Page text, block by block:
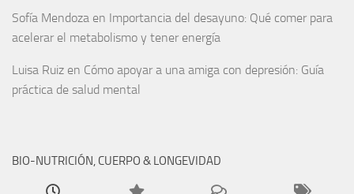
Sofía Mendoza en Importancia del desayuno: Qué comer para
acelerar el metabolismo y tener energía
Luisa Ruiz en Cómo apoyar a una amiga con depresión: Guía
práctica de salud mental
BIO-NUTRICIÓN, CUERPO & LONGEVIDAD